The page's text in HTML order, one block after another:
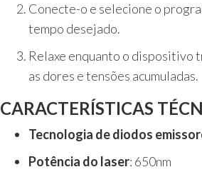
Conecte-o e selecione o
tempo desejado.
Relaxe enquanto o dispositivo
as dores e tensões acumuladas.
CARACTERÍSTICAS
Tecnologia de diodos
Potência do laser: 650nm